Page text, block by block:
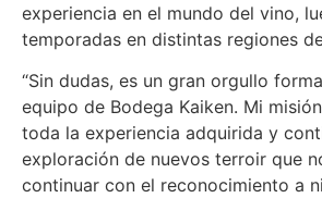
experiencia en el mundo del vino,
temporadas en distintas regiones
“Sin dudas, es un gran orgullo
equipo de Bodega Kaiken. Mi
toda la experiencia adquirida y
exploración de nuevos terroir que
continuar con el reconocimiento a